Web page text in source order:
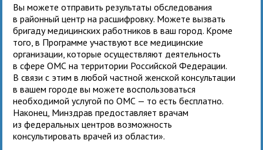
Вы можете отправить результаты обследования
в районный центр на расшифровку. Можете вызвать
бригаду медицинских работников в ваш город. Кроме
того, в Программе участвуют все медицинские
организации, которые осуществляют деятельность
в сфере ОМС на территории Российской Федерации.
В связи с этим в любой частной женской консультации
в вашем городе вы можете воспользоваться
необходимой услугой по ОМС — то есть бесплатно.
Наконец, Минздрав предоставляет врачам
из федеральных центров возможность
консультировать врачей из области».